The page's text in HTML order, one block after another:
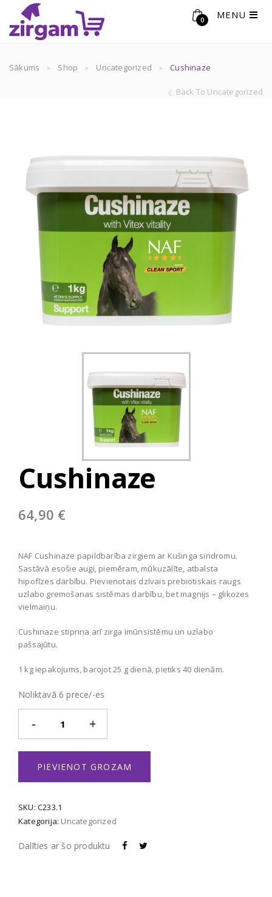
MENU
0
Sākums Shop Uncategorized Cushinaze
Back To Uncategorized
Cushinaze
64,90 €
NAF Cushinaze papildbarība zirgiem ar Kušinga sindromu.
Sastāvā esošie augi, piemēram, mūkuzālīte, atbalsta
hipofīzes darbību. Pievienotais dzīvais prebiotiskais raugs
uzlabo gremošanas sistēmas darbību, bet magnijs – glikozes
vielmaiņu.
Cushinaze stiprina arī zirga imūnsistēmu un uzlabo
pašsajūtu.
1 kg iepakojums, barojot 25 g dienā, pietiks 40 dienām.
Noliktavā 6 prece/-es
PIEVIENOT GROZAM
SKU: C233.1
Kategorija: Uncategorized
Dalīties ar šo produktu